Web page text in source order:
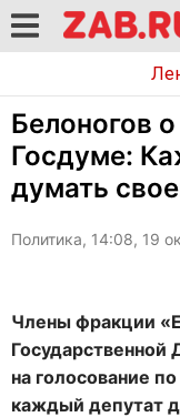
Белоногов
Госдуме:
думать
Политика, 14:08, 19
Члены фракции
на голосование
каждый депутат